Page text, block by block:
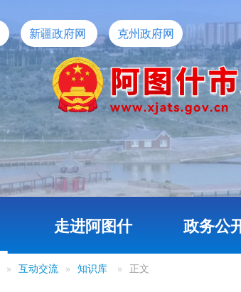
新疆政府网 克州政府网
走进阿图什 政务公
» 互动交流 » 知识库 » 正文